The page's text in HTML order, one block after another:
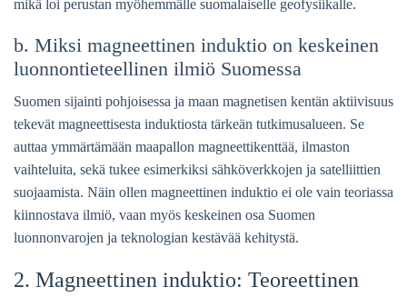
mikä loi perustan myöhemmälle suomalaiselle geofysiikalle.
b. Miksi magneettinen induktio on keskeinen
luonnontieteellinen ilmiö Suomessa
Suomen sijainti pohjoisessa ja maan magnetisen kentän aktiivisuus
tekevät magneettisesta induktiosta tärkeän tutkimusalueen. Se
auttaa ymmärtämään maapallon magneettikenttää, ilmaston
vaihteluita, sekä tukee esimerkiksi sähköverkkojen ja satelliittien
suojaamista. Näin ollen magneettinen induktio ei ole vain teoriassa
kiinnostava ilmiö, vaan myös keskeinen osa Suomen
luonnonvarojen ja teknologian kestävää kehitystä.
2. Magneettinen induktio: Teoreettinen